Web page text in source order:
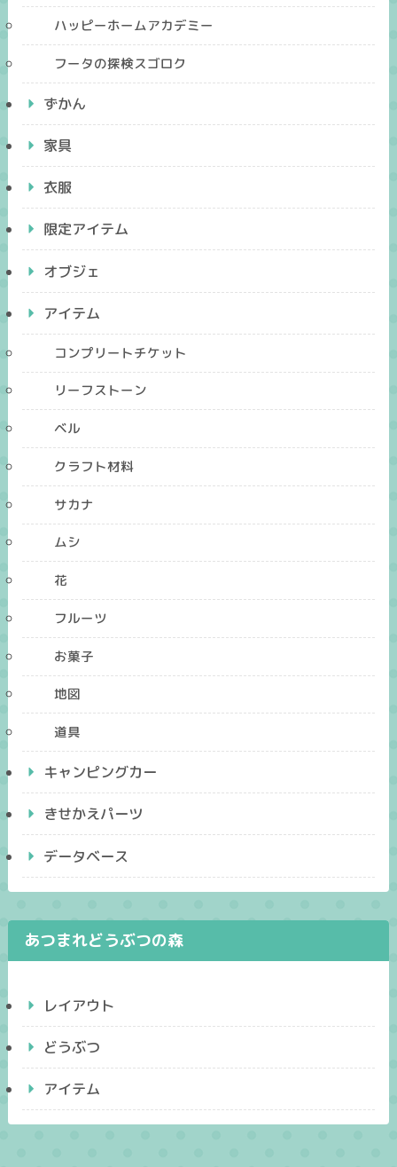
ハッピーホームアカデミー
フータの探検スゴロク
ずかん
家具
衣服
限定アイテム
オブジェ
アイテム
コンプリートチケット
リーフストーン
ベル
クラフト材料
サカナ
ムシ
花
フルーツ
お菓子
地図
道具
キャンピングカー
きせかえパーツ
データベース
あつまれどうぶつの森
レイアウト
どうぶつ
アイテム